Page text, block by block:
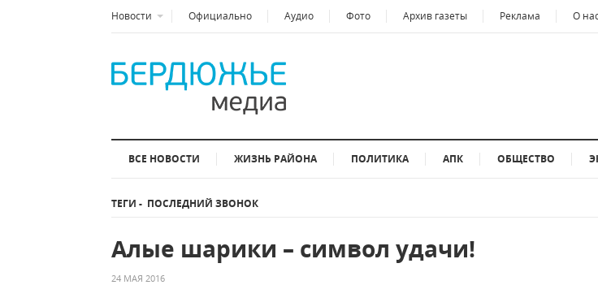
Новости Официально Аудио Фото Архив газеты Реклама О
ВСЕ НОВОСТИ ЖИЗНЬ РАЙОНА ПОЛИТИКА АПК ОБЩЕСТВО
ТЕГИ - ПОСЛЕДНИЙ ЗВОНОК
Алые шарики – символ удачи!
24 МАЯ 2016